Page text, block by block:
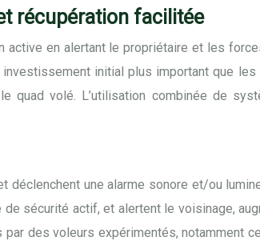
récupération facilitée
en alertant le propriétaire et les
initial plus important que les
quad volé. L’utilisation combinée de
une alarme sonore et/ou
sécurité actif, et alertent le voisinage,
des voleurs expérimentés, notamment